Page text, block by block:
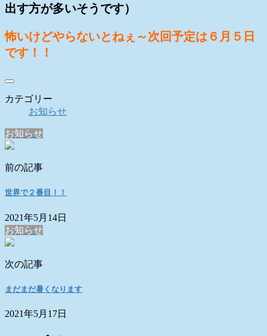
出す方が多いそうです）
怖いけどやらないとねぇ～次回予定は６月５日
です！！
カテゴリー
お知らせ
お知らせ
前の記事
世界で２番目！！
2021年5月14日
お知らせ
次の記事
まだまだ暑くなります
2021年5月17日